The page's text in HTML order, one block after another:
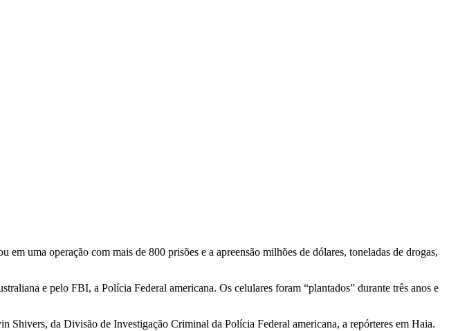
uma operação com mais de 800 prisões e a apreensão milhões de dólares, toneladas de drogas,
e pelo FBI, a Polícia Federal americana. Os celulares foram “plantados” durante três anos e
da Divisão de Investigação Criminal da Polícia Federal americana, a repórteres em Haia.